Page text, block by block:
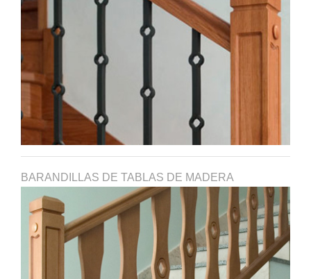
BARANDILLAS DE TABLAS DE MADERA